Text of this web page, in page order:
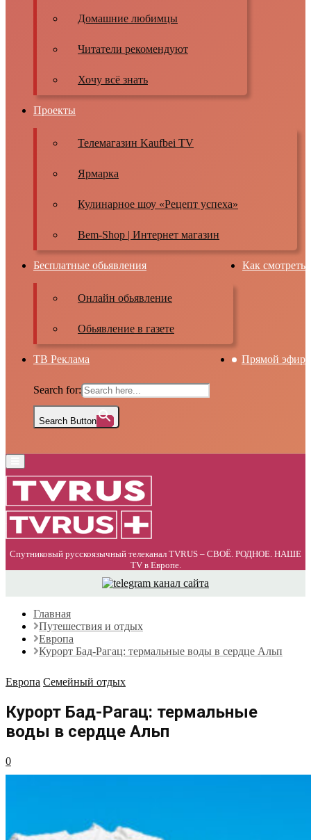
Домашние любимцы
Читатели рекомендуют
Хочу всё знать
Проекты
Телемагазин Kaufbei TV
Ярмарка
Кулинарное шоу «Рецепт успеха»
Bem-Shop | Интернет магазин
Бесплатные обьявления
Онлайн обьявление
Обьявление в газете
Как смотреть
ТВ Реклама Прямой эфир
Search for:
Search Button
Menu
Спутниковый русскоязычный телеканал TVRUS – СВОЁ. РОДНОЕ. НАШЕ
TV в Европе.
Главная
Путешествия и отдых
Европа
Курорт Бад-Рагац: термальные воды в сердце Альп
Европа Семейный отдых
Курорт Бад-Рагац: термальные
воды в сердце Альп
0